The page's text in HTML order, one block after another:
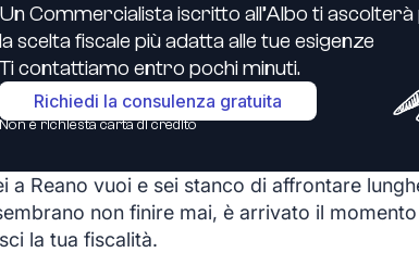
Un Commercialista iscritto all’Albo ti
la scelta fiscale più adatta alle tue esigenze
Ti contattiamo entro pochi minuti.
Richiedi la consulenza gratuita
Non è richiesta carta di credito
a Reano vuoi e sei stanco di affrontare
non finire mai, è arrivato il
la tua fiscalità.